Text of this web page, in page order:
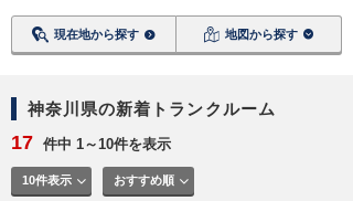
現在地から探す 地図から探す
神奈川県の新着トランクルーム
17 件中 1～10件を表示
10件表示 おすすめ順